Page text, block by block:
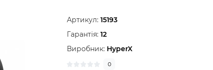
Артикул: 15193
Гарантія: 12
Виробник: HyperX
0